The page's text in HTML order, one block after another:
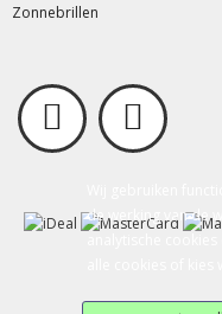
de werking van de
Zonnebrillen